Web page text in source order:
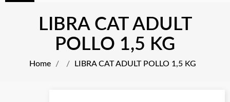
LIBRA CAT ADULT
POLLO 1,5 KG
Home LIBRA CAT ADULT POLLO 1,5 KG